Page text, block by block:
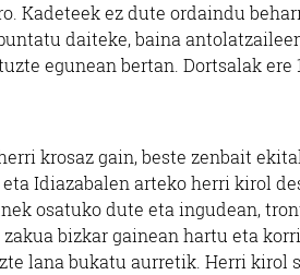
Kadeteek ez dute ordaindu
daiteke, baina
egunean bertan. Dortsalak ere
krosaz gain, beste zenbait
Idiazabalen arteko herri kirol
osatuko dute eta ingudean,
bizkar gainean hartu eta
lana bukatu aurretik. Herri kirol